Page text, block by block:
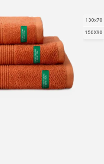
130x70
150X90